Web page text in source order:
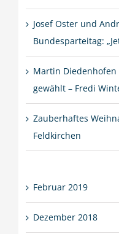
Josef Oster und
Bundesparteitag:
Martin Diedenhofen
gewählt – Fredi
Zauberhaftes
Feldkirchen
Februar 2019
Dezember 2018